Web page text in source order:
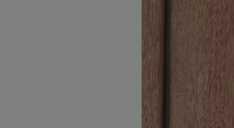
Cloudflare Inc.
.db.sleak.chat